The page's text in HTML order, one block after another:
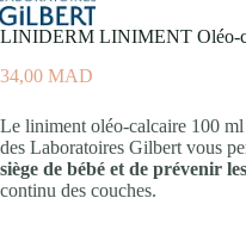
LINIDERM LINIMENT Oléo-
34,00 MAD
Le liniment oléo-calcaire 100
des Laboratoires Gilbert vous
siège de bébé et de prévenir
continu des couches.